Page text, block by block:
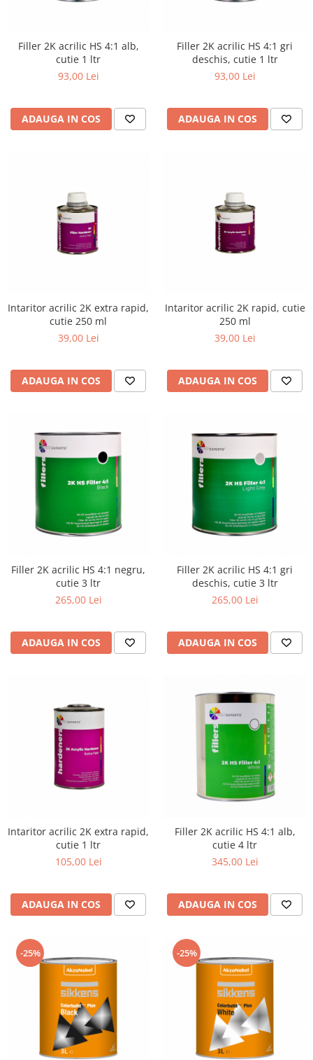
Filler 2K acrilic HS 4:1 alb,
cutie 1 ltr
93,00 Lei
ADAUGA IN COS
Filler 2K acrilic HS 4:1 gri
deschis, cutie 1 ltr
93,00 Lei
ADAUGA IN COS
Intaritor acrilic 2K extra rapid,
cutie 250 ml
39,00 Lei
ADAUGA IN COS
Intaritor acrilic 2K rapid, cutie
250 ml
39,00 Lei
ADAUGA IN COS
Filler 2K acrilic HS 4:1 negru,
cutie 3 ltr
265,00 Lei
ADAUGA IN COS
Filler 2K acrilic HS 4:1 gri
deschis, cutie 3 ltr
265,00 Lei
ADAUGA IN COS
Intaritor acrilic 2K extra rapid,
cutie 1 ltr
105,00 Lei
ADAUGA IN COS
Filler 2K acrilic HS 4:1 alb,
cutie 4 ltr
345,00 Lei
ADAUGA IN COS
-25% -25%